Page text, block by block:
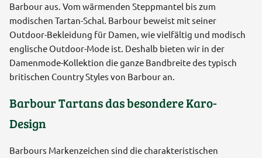
Barbour aus. Vom wärmenden Steppmantel bis zum
modischen Tartan-Schal. Barbour beweist mit seiner
Outdoor-Bekleidung für Damen, wie vielfältig und modisch
englische Outdoor-Mode ist. Deshalb bieten wir in der
Damenmode-Kollektion die ganze Bandbreite des typisch
britischen Country Styles von Barbour an.
Barbour Tartans das besondere Karo-
Design
Barbours Markenzeichen sind die charakteristischen